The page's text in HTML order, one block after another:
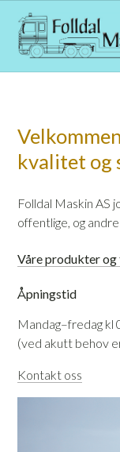
kvalitet og
Folldal Maskin AS
offentlige, og
Våre produkter
Åpningstid
Mandag–fredag kl
(ved akutt behov
Kontakt oss